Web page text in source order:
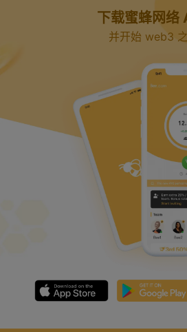
下载蜜蜂网络
并开始 web3